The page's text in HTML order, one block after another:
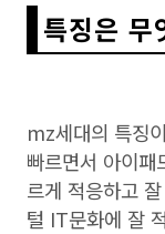
특징은 무
mz세대의 특징
빠르면서 아이
르게 적응하고
털 IT문화에 잘